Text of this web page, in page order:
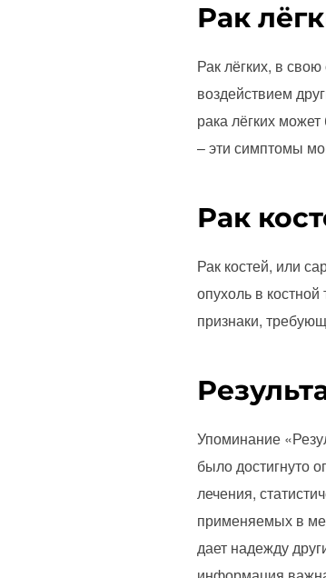
Рак
Рак лёгких, в
воздействием
рака лёгких
– эти симптомы
Рак
Рак костей, или
опухоль в
признаки,
Упоминание
было достигнуто
лечения,
применяемых в
дает надежду